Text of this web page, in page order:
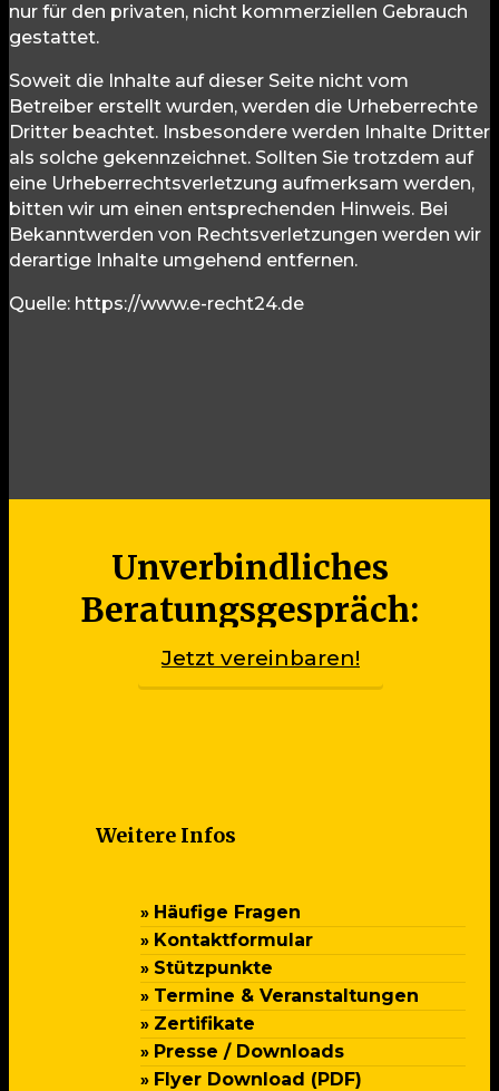
nur für den privaten, nicht kommerziellen Gebrauch
gestattet.
Soweit die Inhalte auf dieser Seite nicht vom
Betreiber erstellt wurden, werden die Urheberrechte
Dritter beachtet. Insbesondere werden Inhalte Dritter
als solche gekennzeichnet. Sollten Sie trotzdem auf
eine Urheberrechtsverletzung aufmerksam werden,
bitten wir um einen entsprechenden Hinweis. Bei
Bekanntwerden von Rechtsverletzungen werden wir
derartige Inhalte umgehend entfernen.
Quelle: https://www.e-recht24.de
Unverbindliches
Beratungsgespräch:
Jetzt vereinbaren!
Weitere Infos
Häufige Fragen
Kontaktformular
Stützpunkte
Termine & Veranstaltungen
Zertifikate
Presse / Downloads
Flyer Download (PDF)